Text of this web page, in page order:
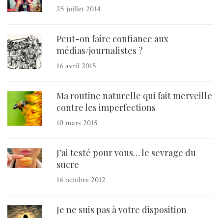
25 juillet 2014
Peut-on faire confiance aux
médias/journalistes ?
16 avril 2015
Ma routine naturelle qui fait merveille
contre les imperfections
10 mars 2015
J’ai testé pour vous… le sevrage du
sucre
16 octobre 2012
Je ne suis pas à votre disposition